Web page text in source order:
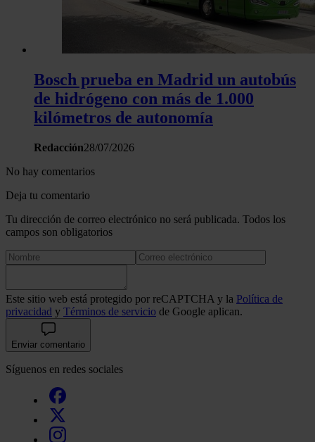
Bosch prueba en Madrid un autobús
de hidrógeno con más de 1.000
kilómetros de autonomía
Redacción28/07/2026
No hay comentarios
Deja tu comentario
Tu dirección de correo electrónico no será publicada. Todos los
campos son obligatorios
Este sitio web está protegido por reCAPTCHA y la Política de
privacidad y Términos de servicio de Google aplican.
Enviar comentario
Síguenos en redes sociales